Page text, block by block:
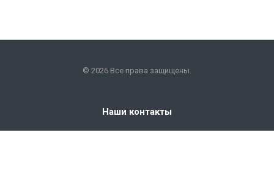
© 2026 Все права защищены.
Наши контакты